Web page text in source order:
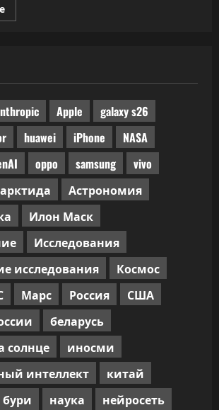
Прочитать
больше
не
прошла
ручного
код-
ревью
Apple
galaxy s26
huawei iPhone
NASA
oppo samsung
vivo
Астрономия
Илон Маск
Исследования
исследования
Космос
Марс Россия
США
беларусь
солнце
иносми
интеллект
китай
наука
нейросеть